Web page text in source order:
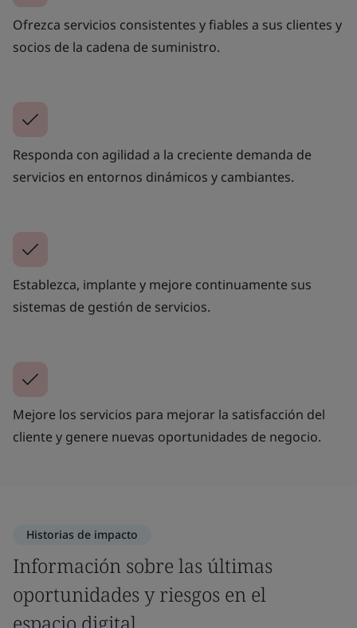
Ofrezca servicios consistentes y fiables a sus clientes y
socios de la cadena de suministro.
Responda con agilidad a la creciente demanda de
servicios en entornos dinámicos y cambiantes.
Establezca, implante y mejore continuamente sus
sistemas de gestión de servicios.
Mejore los servicios para mejorar la satisfacción del
cliente y genere nuevas oportunidades de negocio.
Historias de impacto
Información sobre las últimas
oportunidades y riesgos en el
espacio digital